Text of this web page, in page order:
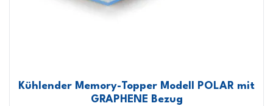
Kühlender Memory-Topper Modell POLAR mit
GRAPHENE Bezug